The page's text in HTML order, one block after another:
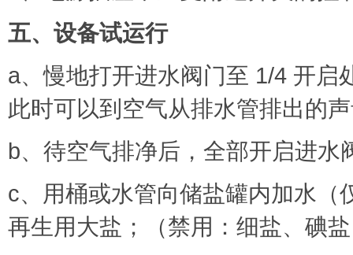
五、设备试运行
a、慢地打开进水阀门至 1/4 开启
此时可以到空气从排水管排出的
b、待空气排净后，全部开启进水
c、用桶或水管向储盐罐内加水（
再生用大盐；（禁用：细盐、碘